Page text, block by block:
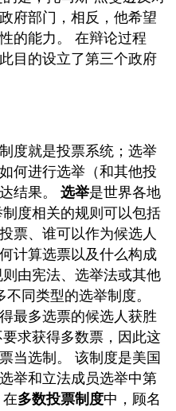
府部门，相反，他希望
的能力。 在辩论过程
目的设立了第三个政府
度就是投票系统；选举
何进行选举（和其他投
结果。选举是世界各地
度相关的规则可以包括
票、谁可以作为候选人
计算选票以及什么构成
由宪法、选举法或其他
同类型的选举制度。
最多选票的候选人获胜
求获得多数票，因此这
当选制。 该制度是美国
举和立法成员选举中第
多数投票制度中，顾名